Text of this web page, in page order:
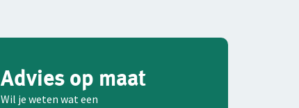
Advies op maat
Wil je weten wat een